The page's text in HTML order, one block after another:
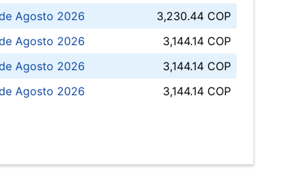
Agosto 2026
3,230.44 COP
Agosto 2026
3,144.14 COP
Agosto 2026
3,144.14 COP
Agosto 2026
3,144.14 COP